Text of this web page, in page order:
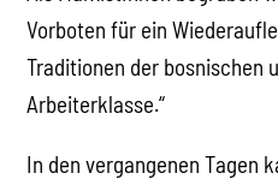
Vorboten für ein
Traditionen der bosnischen
Arbeiterklasse.“
In den vergangenen Tagen